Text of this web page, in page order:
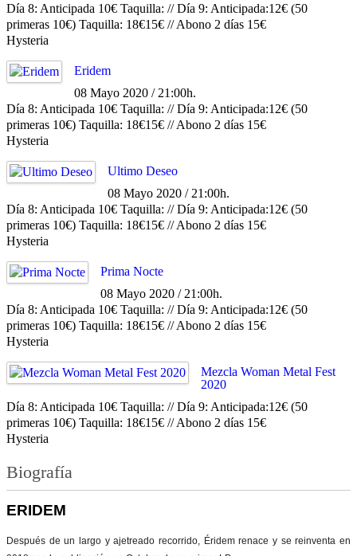
Día 8: Anticipada 10€ Taquilla: // Día 9: Anticipada:12€ (50
primeras 10€) Taquilla: 18€15€ // Abono 2 días 15€
Hysteria
Eridem
08 Mayo 2020 / 21:00h.
Día 8: Anticipada 10€ Taquilla: // Día 9: Anticipada:12€ (50
primeras 10€) Taquilla: 18€15€ // Abono 2 días 15€
Hysteria
Ultimo Deseo
08 Mayo 2020 / 21:00h.
Día 8: Anticipada 10€ Taquilla: // Día 9: Anticipada:12€ (50
primeras 10€) Taquilla: 18€15€ // Abono 2 días 15€
Hysteria
Prima Nocte
08 Mayo 2020 / 21:00h.
Día 8: Anticipada 10€ Taquilla: // Día 9: Anticipada:12€ (50
primeras 10€) Taquilla: 18€15€ // Abono 2 días 15€
Hysteria
Mezcla Woman Metal Fest
2020
Día 8: Anticipada 10€ Taquilla: // Día 9: Anticipada:12€ (50
primeras 10€) Taquilla: 18€15€ // Abono 2 días 15€
Hysteria
Biografía
ERIDEM
Después de un largo y ajetreado recorrido, Éridem renace y se reinventa en